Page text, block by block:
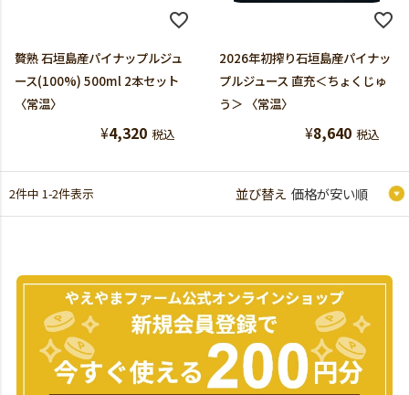
贅熟 石垣島産パイナップルジュ
ース(100%) 500ml 2本セット
〈常温〉
¥4,320 税込
2026年初搾り石垣島産パイナッ
プルジュース 直充＜ちょくじゅ
う＞ 〈常温〉
¥8,640 税込
2件中 1-2件表示